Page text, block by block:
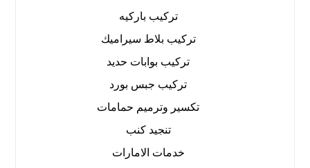
تركيب باركيه
تركيب بلاط سيراميك
تركيب بوابات حديد
تركيب جبس بورد
تكسير وترميم حمامات
تنجيد كنب
خدمات الامارات